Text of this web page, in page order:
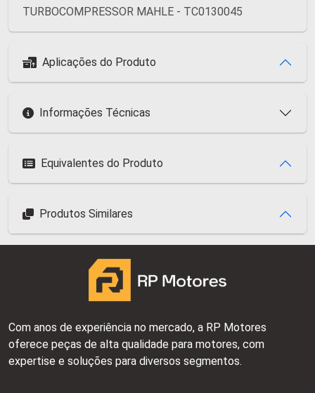
TURBOCOMPRESSOR MAHLE - TC0130045
Aplicações do Produto
Informações Técnicas
Equivalentes do Produto
Produtos Similares
Com anos de experiência no mercado, a RP Motores
oferece peças de alta qualidade para motores, com
expertise e soluções para diversos segmentos.